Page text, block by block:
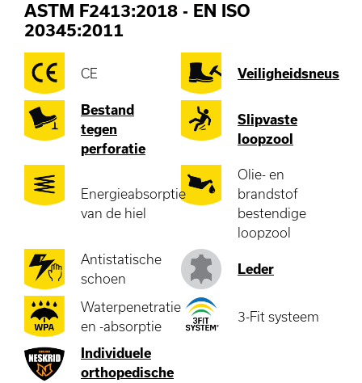
ASTM F2413:2018 - EN ISO
20345:2011
CE Veiligheidsneus
Bestand
tegen
perforatie
Slipvaste
loopzool
Energieabsorptie
van de hiel
Olie- en
brandstof
bestendige
loopzool
Antistatische
schoen
Leder
Waterpenetratie
en -absorptie
3-Fit systeem
Individuele
orthopedische